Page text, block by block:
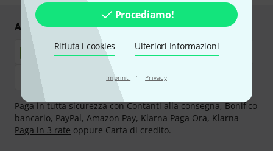
Procediamo!
Rifiuta i cookies Ulteriori Informazioni
Imprint · Privacy
Acquisti e pagamenti sicuri
Paga in tutta sicurezza con Contanti alla consegna, Bonifico
bancario, PayPal, Amazon Pay, Klarna Paga Ora, Klarna
Paga in 3 rate oppure Carta di credito.